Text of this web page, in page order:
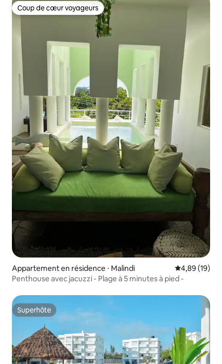
Coup de cœur voyageurs
Coup de cœur voyageurs
Appartement en résidence ⋅ Malindi Évaluation
4,89 (19)
Penthouse avec jacuzzi - Plage à 5 minutes à pied -
Superhôte
Superhôte